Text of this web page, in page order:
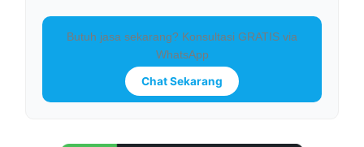
Butuh jasa sekarang? Konsultasi GRATIS via
WhatsApp
Chat Sekarang